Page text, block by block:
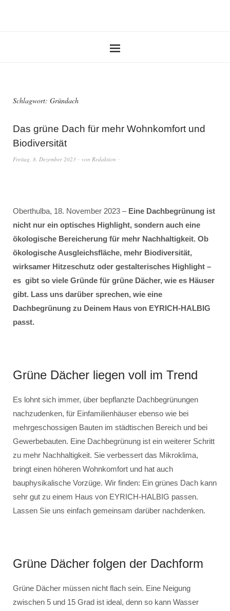
Schlagwort: Gründach
Das grüne Dach für mehr Wohnkomfort und
Biodiversität
Freitag, 8. Dezember 2023 von Redaktion
Oberthulba, 18. November 2023 – Eine Dachbegrünung ist
nicht nur ein optisches Highlight, sondern auch eine
ökologische Bereicherung für mehr Nachhaltigkeit. Ob
ökologische Ausgleichsfläche, mehr Biodiversität,
wirksamer Hitzeschutz oder gestalterisches Highlight –
es gibt so viele Gründe für grüne Dächer, wie es Häuser
gibt. Lass uns darüber sprechen, wie eine
Dachbegrünung zu Deinem Haus von EYRICH-HALBIG
passt.
Grüne Dächer liegen voll im Trend
Es lohnt sich immer, über bepflanzte Dachbegrünungen
nachzudenken, für Einfamilienhäuser ebenso wie bei
mehrgeschossigen Bauten im städtischen Bereich und bei
Gewerbebauten. Eine Dachbegrünung ist ein weiterer Schritt
zu mehr Nachhaltigkeit. Sie verbessert das Mikroklima,
bringt einen höheren Wohnkomfort und hat auch
bauphysikalische Vorzüge. Wir finden: Ein grünes Dach kann
sehr gut zu einem Haus von EYRICH-HALBIG passen.
Lassen Sie uns einfach gemeinsam darüber nachdenken.
Grüne Dächer folgen der Dachform
Grüne Dächer müssen nicht flach sein. Eine Neigung
zwischen 5 und 15 Grad ist ideal, denn so kann Wasser